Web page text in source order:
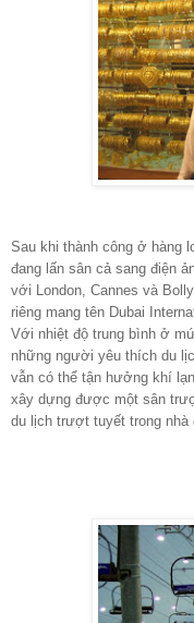
Sau khi thành công ở hàng
đang lấn sân cả sang điện
với London, Cannes và
riêng mang tên Dubai
Với nhiệt độ trung bình ở
những người yêu thích du
vẫn có thể tận hưởng khí
xây dựng được một sân
du lịch trượt tuyết trong nhà